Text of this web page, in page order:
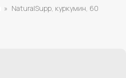
NaturalSupp, куркумин, 60